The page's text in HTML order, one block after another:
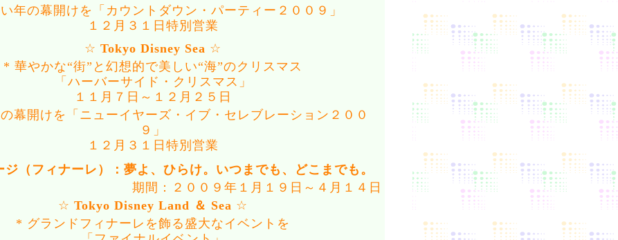
年の幕開けを「カウントダウン・パーティー２００９」
１２月３１日特別営業
☆ Tokyo Disney Sea ☆
* 華やかな“街”と幻想的で美しい“海”のクリスマス
「ハーバーサイド・クリスマス」
１１月７日～１２月２５日
幕開けを「ニューイヤーズ・イブ・セレブレーション２００
９」
１２月３１日特別営業
ジ（フィナーレ）：夢よ、ひらけ。いつまでも、どこまでも。
期間：２００９年１月１９日～４月１４日
☆ Tokyo Disney Land ＆ Sea ☆
* グランドフィナーレを飾る盛大なイベントを